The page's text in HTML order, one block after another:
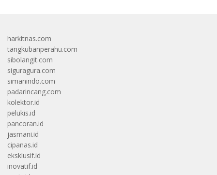
harkitnas.com
tangkubanperahu.com
sibolangit.com
siguragura.com
simanindo.com
padarincang.com
kolektor.id
pelukis.id
pancoran.id
jasmani.id
cipanas.id
eksklusif.id
inovatif.id